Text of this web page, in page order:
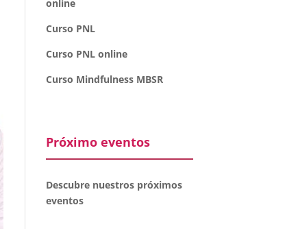
online
Curso PNL
Curso PNL online
Curso Mindfulness MBSR
Próximo eventos
Descubre nuestros próximos
eventos